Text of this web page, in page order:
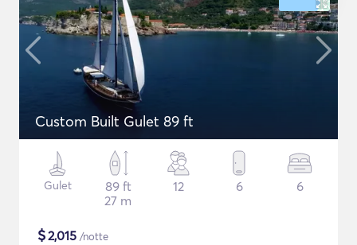
Custom Built Gulet 89 ft
Gulet
89 ft
27 m
12 6 6
$2,015 /notte